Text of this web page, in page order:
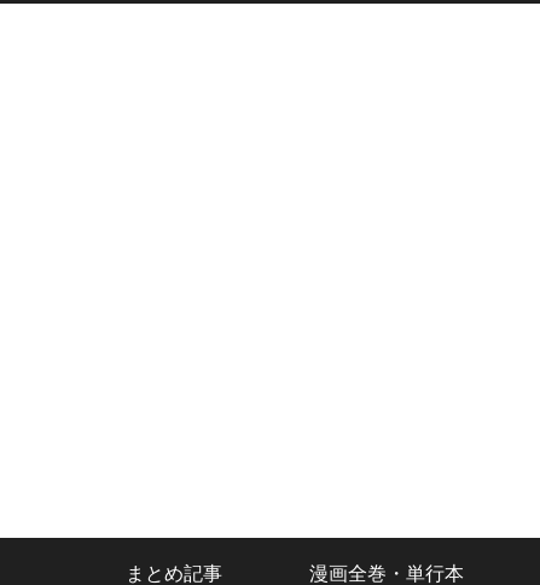
まとめ記事 漫画全巻・単行本